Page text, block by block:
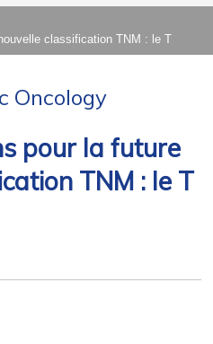
classification TNM : le T
Oncology
pour la future
TNM : le T